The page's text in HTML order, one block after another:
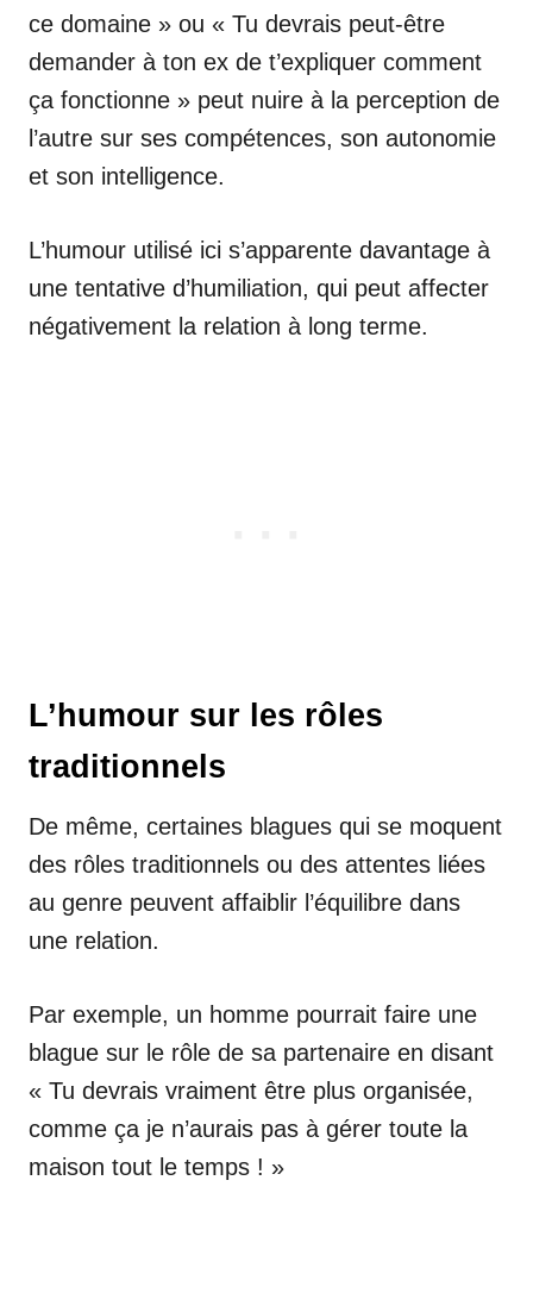
ce domaine » ou « Tu devrais peut-être
demander à ton ex de t’expliquer comment
ça fonctionne » peut nuire à la perception de
l’autre sur ses compétences, son autonomie
et son intelligence.
L’humour utilisé ici s’apparente davantage à
une tentative d’humiliation, qui peut affecter
négativement la relation à long terme.
L’humour sur les rôles
traditionnels
De même, certaines blagues qui se moquent
des rôles traditionnels ou des attentes liées
au genre peuvent affaiblir l’équilibre dans
une relation.
Par exemple, un homme pourrait faire une
blague sur le rôle de sa partenaire en disant
« Tu devrais vraiment être plus organisée,
comme ça je n’aurais pas à gérer toute la
maison tout le temps ! »